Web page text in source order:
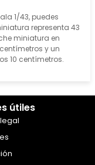
1/43, puedes
representa 43
miniatura en
y un
10 centímetros.
útiles